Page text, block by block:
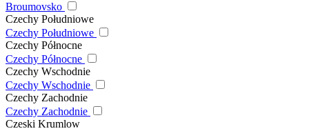
Broumovsko
Czechy Południowe
Czechy Południowe
Czechy Północne
Czechy Północne
Czechy Wschodnie
Czechy Wschodnie
Czechy Zachodnie
Czechy Zachodnie
Czeski Krumlow